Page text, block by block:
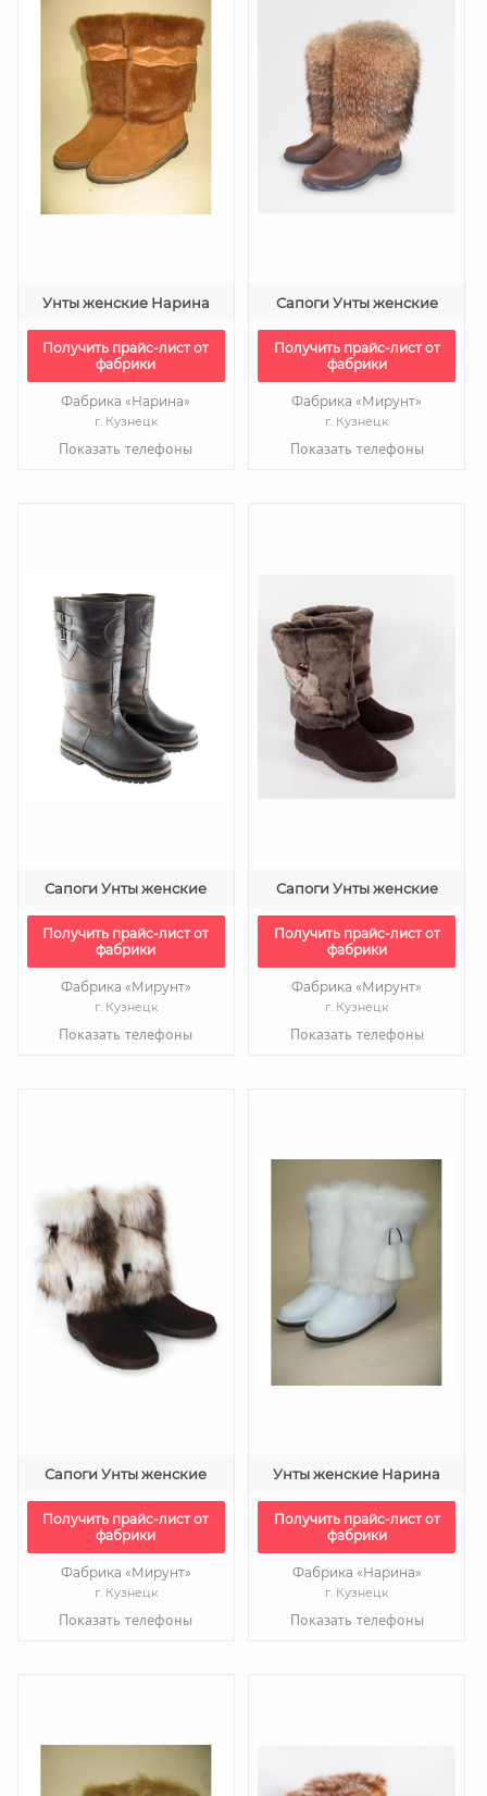
Унты женские Нарина
Получить прайс-лист от
фабрики
Фабрика «Нарина»
г. Кузнецк
Показать телефоны
Сапоги Унты женские
Получить прайс-лист от
фабрики
Фабрика «Мирунт»
г. Кузнецк
Показать телефоны
Сапоги Унты женские
Получить прайс-лист от
фабрики
Фабрика «Мирунт»
г. Кузнецк
Показать телефоны
Сапоги Унты женские
Получить прайс-лист от
фабрики
Фабрика «Мирунт»
г. Кузнецк
Показать телефоны
Сапоги Унты женские
Получить прайс-лист от
фабрики
Фабрика «Мирунт»
г. Кузнецк
Показать телефоны
Унты женские Нарина
Получить прайс-лист от
фабрики
Фабрика «Нарина»
г. Кузнецк
Показать телефоны